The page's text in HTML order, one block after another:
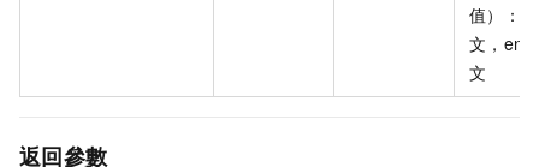
值）：中
文，en
文
返回參數